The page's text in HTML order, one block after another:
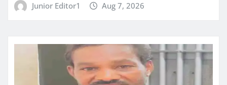
Junior Editor1 Aug 7, 2026